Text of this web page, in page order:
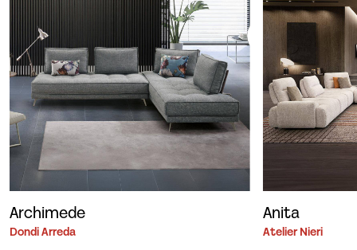
Archimede
Dondi Arreda
Anita
Atelier Nieri